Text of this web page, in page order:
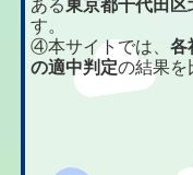
ある東京都千代田区
す。
④本サイトでは、各
の適中判定の結果を